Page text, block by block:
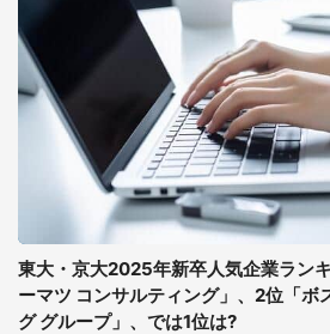
東大・京大2025年新卒人気企業ラン
ーマツ コンサルティング」、2位「ボ
グ グループ」、では1位は?